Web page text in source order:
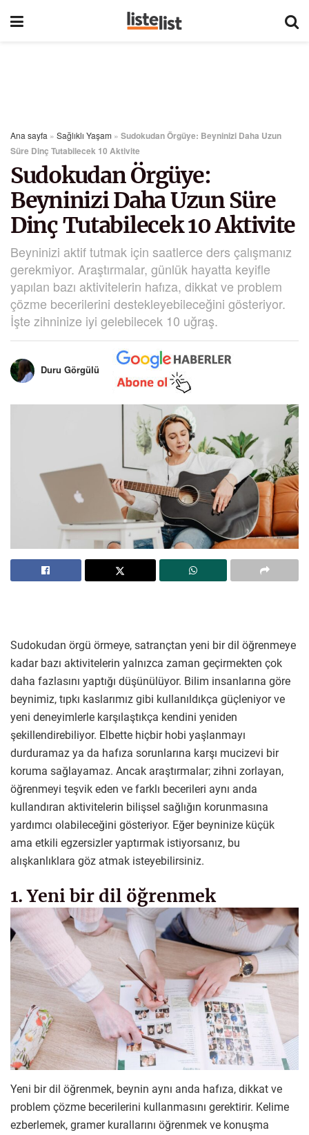
Ana sayfa » Sağlıklı Yaşam » Sudokudan Örgüye: Beyninizi Daha Uzun
Süre Dinç Tutabilecek 10 Aktivite
Sudokudan Örgüye:
Beyninizi Daha Uzun Süre
Dinç Tutabilecek 10 Aktivite
Beyninizi aktif tutmak için saatlerce ders çalışmanız
gerekmiyor. Araştırmalar, günlük hayatta keyifle
yapılan bazı aktivitelerin hafıza, dikkat ve problem
çözme becerilerini destekleyebileceğini gösteriyor.
İşte zihninize iyi gelebilecek 10 uğraş.
Duru Görgülü
Sudokudan örgü örmeye, satrançtan yeni bir dil öğrenmeye
kadar bazı aktivitelerin yalnızca zaman geçirmekten çok
daha fazlasını yaptığı düşünülüyor. Bilim insanlarına göre
beynimiz, tıpkı kaslarımız gibi kullanıldıkça güçleniyor ve
yeni deneyimlerle karşılaştıkça kendini yeniden
şekillendirebiliyor. Elbette hiçbir hobi yaşlanmayı
durduramaz ya da hafıza sorunlarına karşı mucizevi bir
koruma sağlayamaz. Ancak araştırmalar; zihni zorlayan,
öğrenmeyi teşvik eden ve farklı becerileri aynı anda
kullandıran aktivitelerin bilişsel sağlığın korunmasına
yardımcı olabileceğini gösteriyor. Eğer beyninize küçük
ama etkili egzersizler yaptırmak istiyorsanız, bu
alışkanlıklara göz atmak isteyebilirsiniz.
1. Yeni bir dil öğrenmek
Yeni bir dil öğrenmek, beynin aynı anda hafıza, dikkat ve
problem çözme becerilerini kullanmasını gerektirir. Kelime
ezberlemek, gramer kurallarını öğrenmek ve konuşma